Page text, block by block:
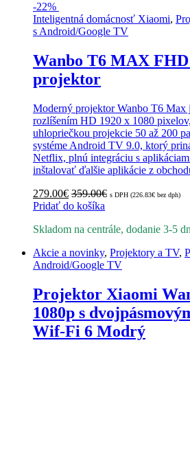
-22%
Inteligentná domácnosť Xiaomi,
s Android/Google TV
Wanbo T6 MAX FHD
projektor
Moderný projektor Wanbo T6 Max
rozlíšením HD 1920 x 1080
uhlopriečkou projekcie 50 až 200
systéme Android TV 9.0, ktorý
Netflix, plnú integráciu s
inštalovať ďalšie aplikácie z
279.00€ 359.00€ s DPH (226.83€ bez dph)
Pridať do košíka
Skladom na centrále, dodanie 3-5
Akcie a novinky, Projektory a TV,
Android/Google TV
Projektor Xiaomi
1080p s
Wif-Fi 6 Modrý